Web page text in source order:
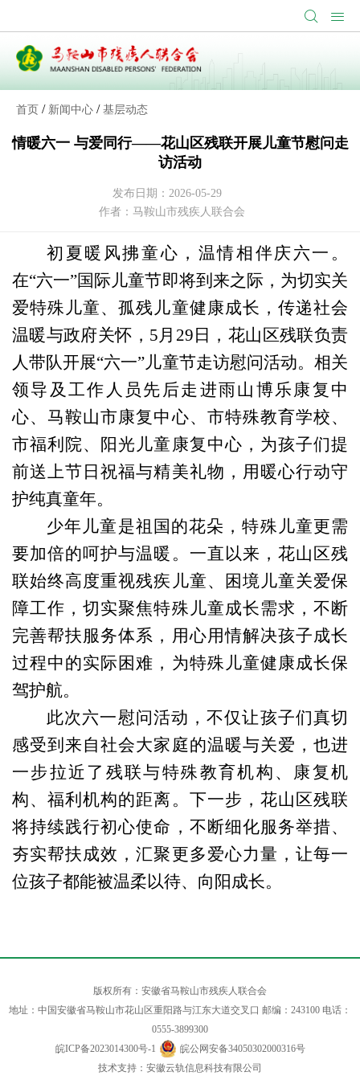
首页 / 新闻中心 / 基层动态
情暖六一 与爱同行——花山区残联开展儿童节慰问走
访活动
发布日期：2026-05-29
作者：马鞍山市残疾人联合会
初夏暖风拂童心，温情相伴庆六一。
在“六一”国际儿童节即将到来之际，为切实关
爱特殊儿童、孤残儿童健康成长，传递社会
温暖与政府关怀，5月29日，花山区残联负责
人带队开展“六一”儿童节走访慰问活动。相关
领导及工作人员先后走进雨山博乐康复中
心、马鞍山市康复中心、市特殊教育学校、
市福利院、阳光儿童康复中心，为孩子们提
前送上节日祝福与精美礼物，用暖心行动守
护纯真童年。
少年儿童是祖国的花朵，特殊儿童更需
要加倍的呵护与温暖。一直以来，花山区残
联始终高度重视残疾儿童、困境儿童关爱保
障工作，切实聚焦特殊儿童成长需求，不断
完善帮扶服务体系，用心用情解决孩子成长
过程中的实际困难，为特殊儿童健康成长保
驾护航。
此次六一慰问活动，不仅让孩子们真切
感受到来自社会大家庭的温暖与关爱，也进
一步拉近了残联与特殊教育机构、康复机
构、福利机构的距离。下一步，花山区残联
将持续践行初心使命，不断细化服务举措、
夯实帮扶成效，汇聚更多爱心力量，让每一
位孩子都能被温柔以待、向阳成长。
版权所有：安徽省马鞍山市残疾人联合会
地址：中国安徽省马鞍山市花山区重阳路与江东大道交叉口 邮编：243100 电话：
0555-3899300
皖ICP备2023014300号-1
皖公网安备34050302000316号
技术支持：安徽云轨信息科技有限公司